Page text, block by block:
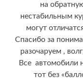
на
нестабильным
могут
Спасибо за
разочаруем ,
Все автомобили
тот без